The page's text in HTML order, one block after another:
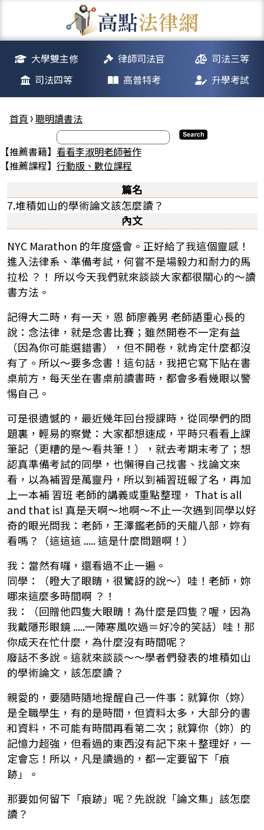
大學雙主修 律師司法官
司法三等
司法四等
高普特考 升學考試
首頁 聰明讀書法
【推薦書籍】 看看李淑明老師著作
【推薦課程】 行動版、數位課程
篇名
7.堆積如山的學術論文該怎麼讀？
內文
NYC Marathon 的年度盛會。正好給了我這個靈感！
進入法律系、準備考試，何嘗不是場毅力和耐力的馬
拉松 ？！ 所以今天我們就來談談大家都很關心的～讀
書方法。
記得大二時，有一天，恩 師廖義男 老師語重心長的
說：念法律，就是念書比賽；雖然開卷不一定有益
（因為你可能選錯書），但不開卷，就肯定什麼都沒
有了。所以～要多念書！這句話，我把它寫下貼在書
桌前方，每天坐在書桌前讀書時，都會多看幾眼以警
惕自己。
可是很遺憾的，最近幾年回台授課時，從同學們的問
題裏，輕易的察覺：大家都想速成，平時只看看上課
筆記（更糟的是～看共筆！），就去考期末考了；想
認真準備考試的同學，也懶得自己找書、找論文來
看，以為補習是萬靈丹，所以到補習班報了名，再加
上一本補 習班 老師的講義或重點整理， That is all
and that is! 真是天啊～地啊～不止一次遇到同學以好
奇的眼光問我：老師，王澤鑑老師的天龍八部，妳有
看嗎？（這這這 ..... 這是什麼問題啊！）
我：當然有囉，還看過不止一遍。
同學：（瞪大了眼睛，很驚訝的說～）哇！老師，妳
哪來這麼多時間啊 ？！
我：（回贈他四隻大眼睛！為什麼是四隻？喔，因為
我戴隱形眼鏡 .....一陣寒風吹過＝好冷的笑話）哇！那
你成天在忙什麼，為什麼沒有時間呢？
廢話不多說。這就來談談～～學者們發表的堆積如山
的學術論文，該怎麼讀？
親愛的，要隨時隨地提醒自己一件事：就算你（妳）
是全職學生，有的是時間，但資料太多，大部分的書
和資料，不可能有時間再看第二次；就算你（妳）的
記憶力超強，但看過的東西沒有記下來＋整理好，一
定會忘！所以，凡是讀過的，都一定要留下「痕
跡」。
那要如何留下「痕跡」呢？先說說「論文集」該怎麼
讀？